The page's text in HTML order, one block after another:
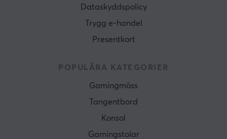
Dataskyddspolicy
Trygg e-handel
Presentkort
POPULÄRA KATEGORIER
Gamingmöss
Tangentbord
Konsol
Gamingstolar